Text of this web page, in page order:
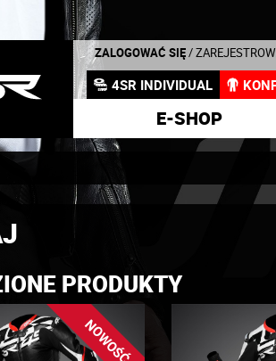
ZALOGOWAĆ SIĘ /
4SR INDIVIDUAL
E-SHOP
PRODUKTY
NOWOŚĆ